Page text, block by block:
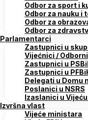
Odbor za sport i
Odbor za nauku i
Odbor za
Odbor za
Parlamentarci
Zastupnici u
Vijećnici /
Zastupnici u
Zastupnici u
Delegati u Domu
Poslanici u NSRS
Izaslanici u
Izvršna vlast
Vijeće ministara